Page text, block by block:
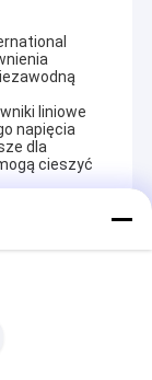
liniowe
napięcia
dla
cieszyć